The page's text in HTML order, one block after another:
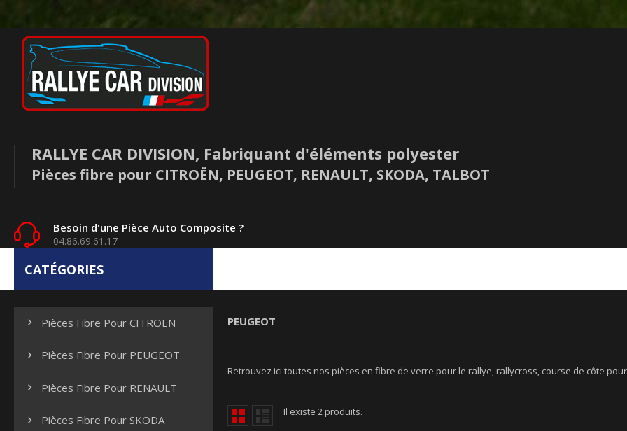
RALLYE CAR DIVISION, Fabriquant d'éléments polyester
Pièces fibre pour CITROËN, PEUGEOT, RENAULT, SKODA, TALBOT
Besoin d'une Pièce Auto Composite ?
04.86.69.61.17
CATÉGORIES
 Pièces Fibre Pour CITROEN
 Pièces Fibre Pour PEUGEOT
 Pièces Fibre Pour RENAULT
 Pièces Fibre Pour SKODA
PEUGEOT
Retrouvez ici toutes nos pièces en fibre de verre pour le rallye, rallycross, course de côte pour
Il existe 2 produits.